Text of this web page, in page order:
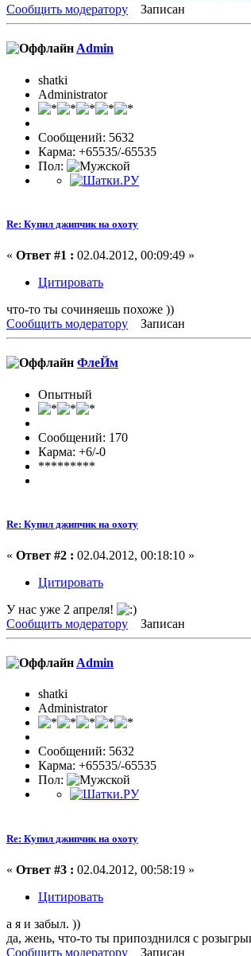
Сообщить модератору Записан
Admin
shatki
Administrator
Сообщений: 5632
Карма: +65535/-65535
Пол:
Re: Купил джипчик на охоту
« Ответ #1 : 02.04.2012, 00:09:49 »
Цитировать
что-то ты сочиняешь похоже ))
Сообщить модератору
Записан
ФлеЙм
Опытный
Сообщений: 170
Карма: +6/-0
*********
Re: Купил джипчик на охоту
« Ответ #2 : 02.04.2012, 00:18:10 »
Цитировать
У нас уже 2 апреля!
Сообщить модератору
Записан
Admin
shatki
Administrator
Сообщений: 5632
Карма: +65535/-65535
Пол:
Re: Купил джипчик на охоту
« Ответ #3 : 02.04.2012, 00:58:19 »
Цитировать
а я и забыл. ))
да, жень, что-то ты припозднился с
Сообщить модератору
Записан